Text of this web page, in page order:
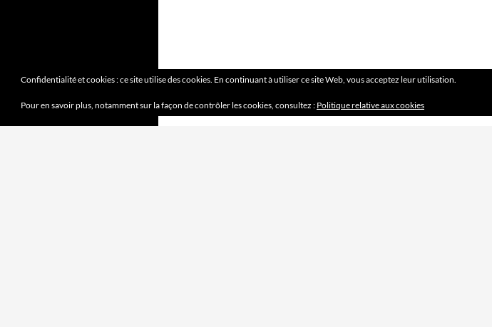
Confidentialité et cookies : ce site utilise des cookies. En continuant à utiliser ce site Web, vous acceptez leur utilisation.
Pour en savoir plus, notamment sur la façon de contrôler les cookies, consultez : Politique relative aux cookies